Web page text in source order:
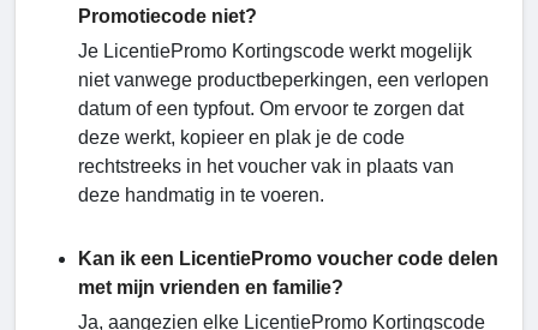
Promotiecode niet?
Je LicentiePromo Kortingscode werkt mogelijk
niet vanwege productbeperkingen, een verlopen
datum of een typfout. Om ervoor te zorgen dat
deze werkt, kopieer en plak je de code
rechtstreeks in het voucher vak in plaats van
deze handmatig in te voeren.
Kan ik een LicentiePromo voucher code delen
met mijn vrienden en familie?
Ja, aangezien elke LicentiePromo Kortingscode